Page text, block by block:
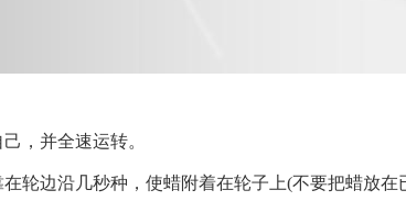
并全速运转。
边沿几秒种，使蜡附着在轮子上(不要把蜡放在